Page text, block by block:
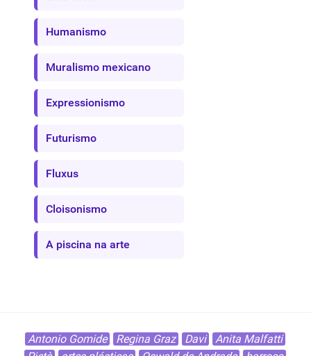
Humanismo
Muralismo mexicano
Expressionismo
Futurismo
Fluxus
Cloisonismo
A piscina na arte
Antonio Gomide Regina Graz Davi
Anita Malfatti